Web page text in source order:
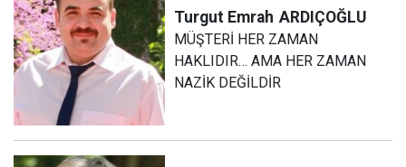
Turgut Emrah ARDIÇOĞLU
MÜŞTERİ HER ZAMAN
HAKLIDIR… AMA HER ZAMAN
NAZİK DEĞİLDİR